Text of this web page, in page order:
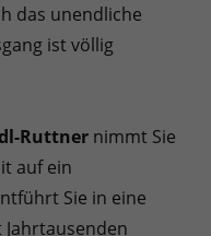
das unendliche
ist völlig
Ruttner nimmt Sie
auf ein
Sie in eine